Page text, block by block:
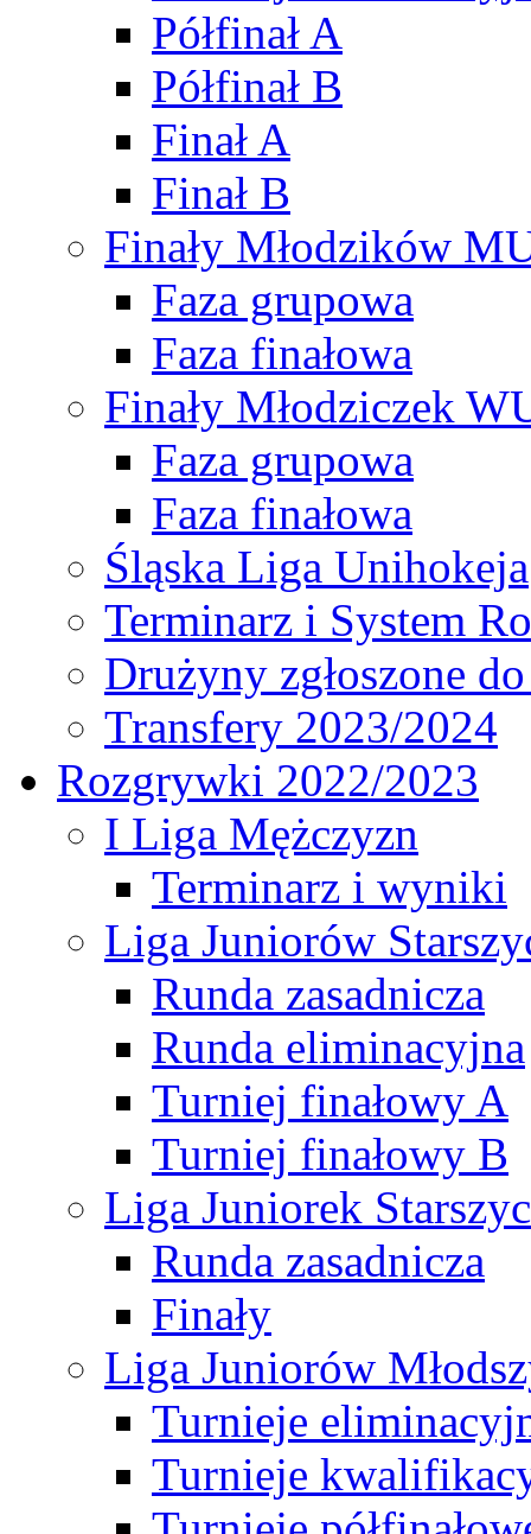
Półfinał A
Półfinał B
Finał A
Finał B
Finały Młodzików
Faza grupowa
Faza finałowa
Finały Młodziczek
Faza grupowa
Faza finałowa
Śląska Liga Unihokeja
Terminarz i System
Drużyny zgłoszone
Transfery 2023/2024
Rozgrywki 2022/2023
I Liga Mężczyzn
Terminarz i wyniki
Liga Juniorów
Runda zasadnicza
Runda eliminacyjna
Turniej finałowy A
Turniej finałowy B
Liga Juniorek
Runda zasadnicza
Finały
Liga Juniorów
Turnieje
Turnieje